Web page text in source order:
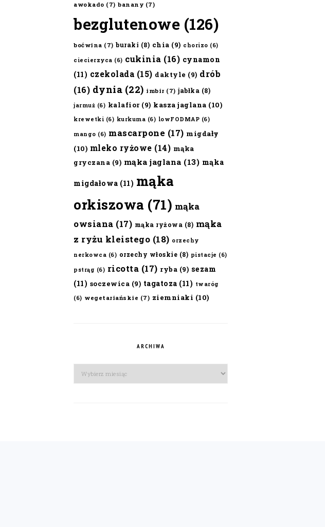
awokado (7) banany (7)
bezglutenowe (126)
boćwina (7) buraki (8) chia (9) chorizo (6)
ciecierzyca (6) cukinia (16) cynamon
(11) czekolada (15) daktyle (9) drób
(16) dynia (22) imbir (7) jabłka (8)
jarmuż (6) kalafior(9) kasza jaglana (10)
krewetki (6) kurkuma (6) lowFODMAP (6)
mango (6) mascarpone (17) migdały
(10) mleko ryżowe (14) mąka
gryczana (9) mąka jaglana (13) mąka
migdałowa (11) mąka
orkiszowa (71) mąka
owsiana (17) mąka ryżowa (8) mąka
z ryżu kleistego (18) orzechy
nerkowca (6) orzechy włoskie (8) pistacje (6)
pstrąg (6) ricotta (17) ryba (9) sezam
(11) soczewica (9) tagatoza (11) twaróg
(6) wegetariańskie (7) ziemniaki (10)
ARCHIWA
Archiwa